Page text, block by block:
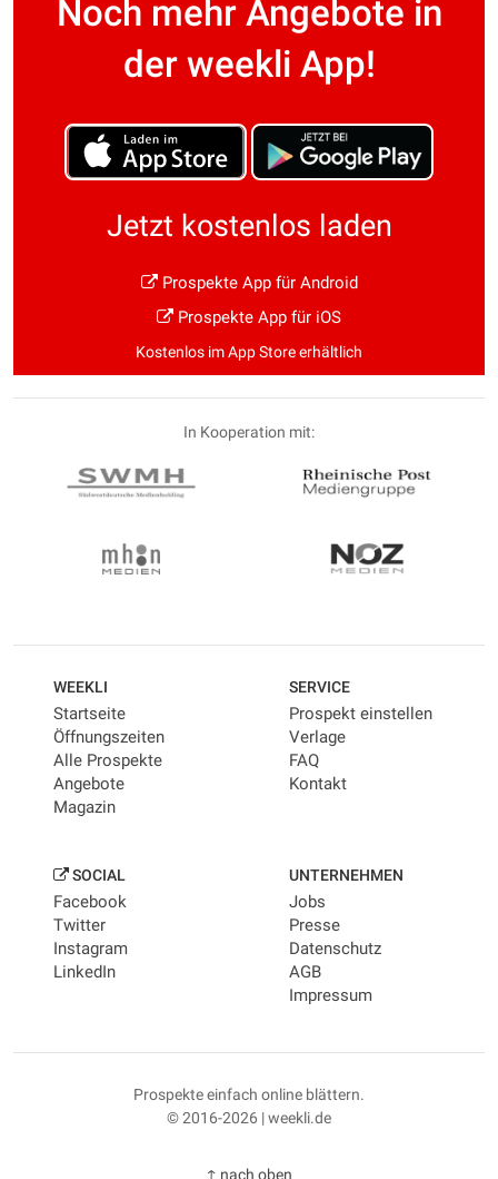
Noch mehr Angebote in
der weekli App!
Jetzt kostenlos laden
Prospekte App für Android
Prospekte App für iOS
Kostenlos im App Store erhältlich
In Kooperation mit:
WEEKLI
Startseite
Öffnungszeiten
Alle Prospekte
Angebote
Magazin
SERVICE
Prospekt einstellen
Verlage
FAQ
Kontakt
SOCIAL
Facebook
Twitter
Instagram
LinkedIn
UNTERNEHMEN
Jobs
Presse
Datenschutz
AGB
Impressum
Prospekte einfach online blättern.
© 2016-2026 | weekli.de
↑ nach oben